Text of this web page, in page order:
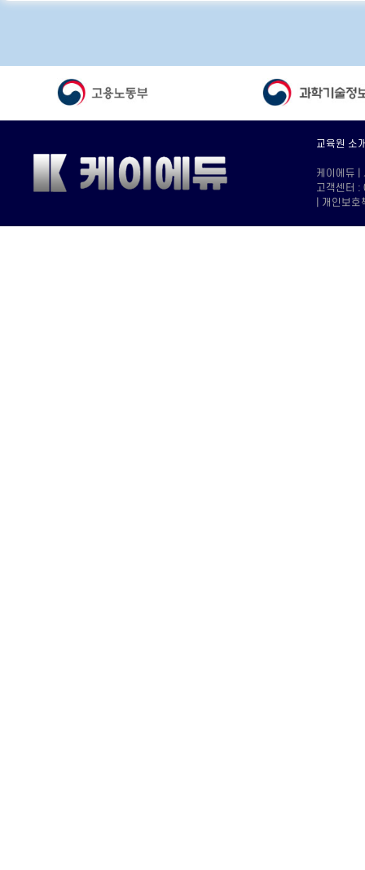
교육원 소
케이에듀 |
고객센터 :
| 개인보